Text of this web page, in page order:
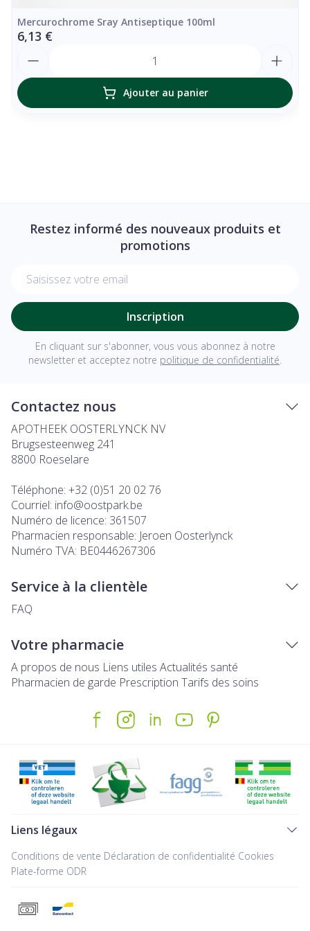
Mercurochrome Sray Antiseptique 100ml
6,13 €
Ajouter au panier
Restez informé des nouveaux produits et
promotions
Inscription
En cliquant sur s'abonner, vous vous abonnez à notre
newsletter et acceptez notre politique de confidentialité.
Contactez nous
APOTHEEK OOSTERLYNCK NV
Brugsesteenweg 241
8800 Roeselare
Téléphone: +32 (0)51 20 02 76
Courriel: info@oostpark.be
Numéro de licence: 361507
Pharmacien responsable: Jeroen Oosterlynck
Numéro TVA: BE0446267306
Service à la clientèle
FAQ
Votre pharmacie
A propos de nous Liens utiles Actualités santé
Pharmacien de garde Prescription Tarifs des soins
Liens légaux
Conditions de vente Déclaration de confidentialité Cookies
Plate-forme ODR